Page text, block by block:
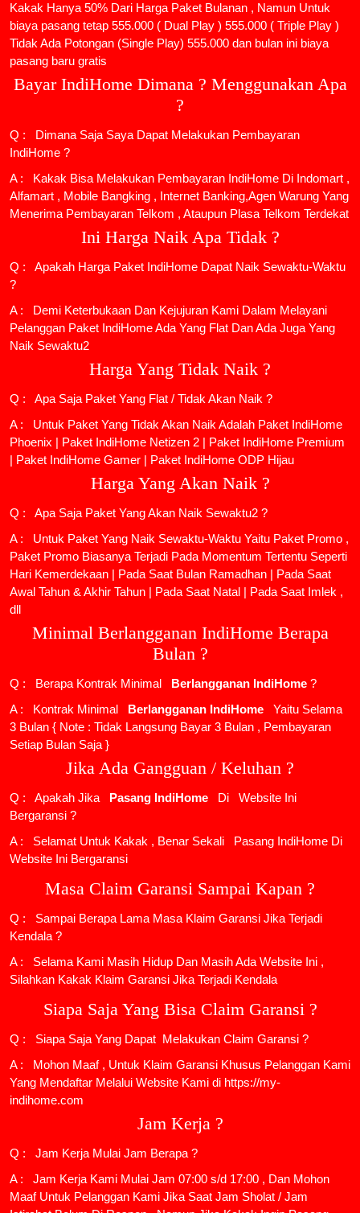
Kakak Hanya 50% Dari Harga Paket Bulanan , Namun Untuk
biaya pasang tetap 555.000 ( Dual Play ) 555.000 ( Triple Play )
Tidak Ada Potongan (Single Play) 555.000 dan bulan ini biaya
pasang baru gratis
Bayar IndiHome Dimana ? Menggunakan Apa
?
Q : Dimana Saja Saya Dapat Melakukan Pembayaran
IndiHome ?
A : Kakak Bisa Melakukan Pembayaran IndiHome Di Indomart ,
Alfamart , Mobile Bangking , Internet Banking,Agen Warung Yang
Menerima Pembayaran Telkom , Ataupun Plasa Telkom Terdekat
Ini Harga Naik Apa Tidak ?
Q : Apakah Harga Paket IndiHome Dapat Naik Sewaktu-Waktu
?
A : Demi Keterbukaan Dan Kejujuran Kami Dalam Melayani
Pelanggan Paket IndiHome Ada Yang Flat Dan Ada Juga Yang
Naik Sewaktu2
Harga Yang Tidak Naik ?
Q : Apa Saja Paket Yang Flat / Tidak Akan Naik ?
A : Untuk Paket Yang Tidak Akan Naik Adalah Paket IndiHome
Phoenix | Paket IndiHome Netizen 2 | Paket IndiHome Premium
| Paket IndiHome Gamer | Paket IndiHome ODP Hijau
Harga Yang Akan Naik ?
Q : Apa Saja Paket Yang Akan Naik Sewaktu2 ?
A : Untuk Paket Yang Naik Sewaktu-Waktu Yaitu Paket Promo ,
Paket Promo Biasanya Terjadi Pada Momentum Tertentu Seperti
Hari Kemerdekaan | Pada Saat Bulan Ramadhan | Pada Saat
Awal Tahun & Akhir Tahun | Pada Saat Natal | Pada Saat Imlek ,
dll
Minimal Berlangganan IndiHome Berapa
Bulan ?
Q : Berapa Kontrak Minimal Berlangganan IndiHome ?
A : Kontrak Minimal
Berlangganan IndiHome
Yaitu Selama
3 Bulan { Note : Tidak Langsung Bayar 3 Bulan , Pembayaran
Setiap Bulan Saja }
Jika Ada Gangguan / Keluhan ?
Q : Apakah Jika Pasang IndiHome Di
Website Ini
Bergaransi ?
A : Selamat Untuk Kakak , Benar Sekali
Pasang IndiHome Di
Website Ini Bergaransi
Masa Claim Garansi Sampai Kapan ?
Q : Sampai Berapa Lama Masa Klaim Garansi Jika Terjadi
Kendala ?
A : Selama Kami Masih Hidup Dan Masih Ada Website Ini ,
Silahkan Kakak Klaim Garansi Jika Terjadi Kendala
Siapa Saja Yang Bisa Claim Garansi ?
Q : Siapa Saja Yang Dapat Melakukan Claim Garansi ?
A : Mohon Maaf , Untuk Klaim Garansi Khusus Pelanggan Kami
Yang Mendaftar Melalui Website Kami di https://my-
indihome.com
Jam Kerja ?
Q : Jam Kerja Mulai Jam Berapa ?
A : Jam Kerja Kami Mulai Jam 07:00 s/d 17:00 , Dan Mohon
Maaf Untuk Pelanggan Kami Jika Saat Jam Sholat / Jam